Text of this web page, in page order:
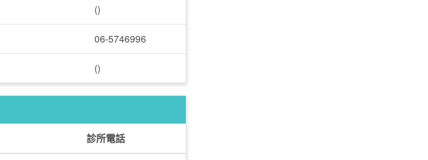
()
06-5746996
()
診所電話